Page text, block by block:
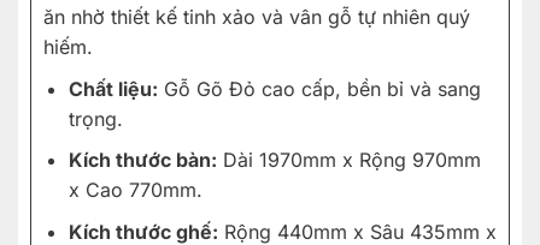
ăn nhờ thiết kế tinh xảo và vân gỗ tự nhiên quý
hiếm.
Chất liệu: Gỗ Gõ Đỏ cao cấp, bền bỉ và sang
trọng.
Kích thước bàn: Dài 1970mm x Rộng 970mm
x Cao 770mm.
Kích thước ghế: Rộng 440mm x Sâu 435mm x